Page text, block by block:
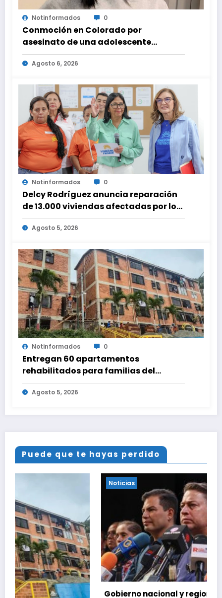
Notinformados 0
Conmoción en Colorado por
asesinato de una adolescente
venezolana en reunión con amigos
Agosto 6, 2026
Notinformados 0
Delcy Rodríguez anuncia reparación
de 13.000 viviendas afectadas por los
terremotos
Agosto 5, 2026
Notinformados 0
Entregan 60 apartamentos
rehabilitados para familias del
urbanismo Ana Victoria en La Guaira
Agosto 5, 2026
Puede que te hayas perdido
Gobierno nacional y regional nos respaldaron